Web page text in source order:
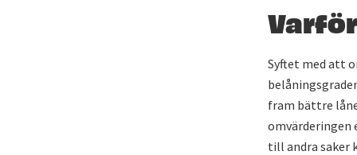
Syftet med att
fram bättre
omvärderingen
till andra saker